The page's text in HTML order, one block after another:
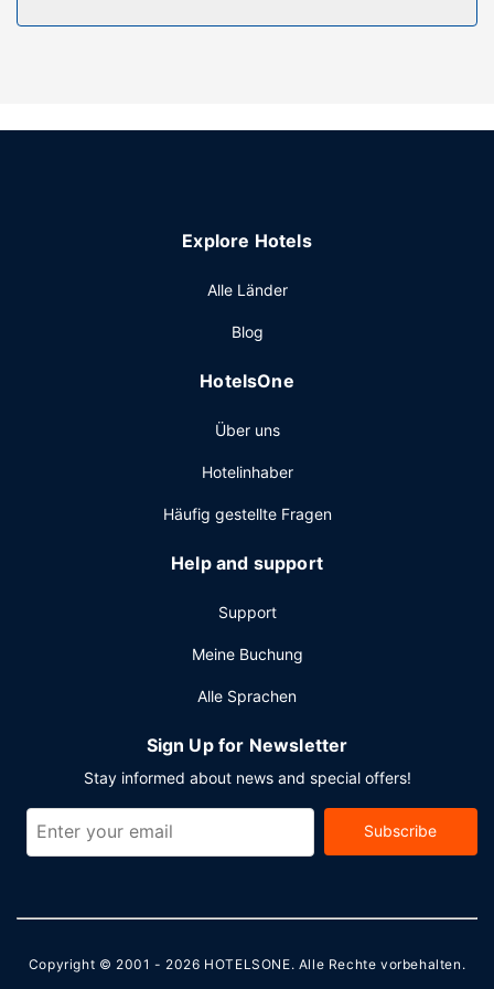
Ausstattung der Anlage
kostenloses WLAN und ein Bankettsaal werden
mit köstlichen Speisen. Ein inbegriffenes Frühstücksbuffet
Sonstige Einrichtungen
Zum Angebot gehören eine Gepäckaufbewahrung und
Explore Hotels
Alle Länder
Blog
HotelsOne
Über uns
Hotelinhaber
Häufig gestellte Fragen
Help and support
Support
Meine Buchung
Alle Sprachen
Sign Up for Newsletter
Stay informed about news and special offers!
Subscribe
Copyright © 2001 - 2026 HOTELSONE. Alle Rechte vorbehalten.